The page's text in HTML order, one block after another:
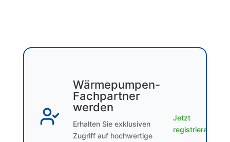
Wärmepumpen-
Fachpartner
werden
Erhalten Sie exklusiven
Zugriff auf hochwertige
Jetzt
registrieren